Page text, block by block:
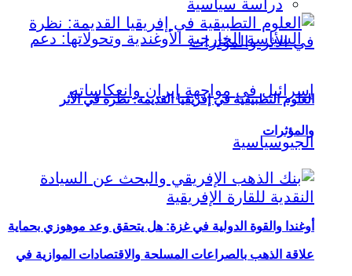
أوغندا والقوة الدولية في غزة: هل يتحقق وعد موهوزي بحماية
دراسة سياسية
العلوم التطبيقية في إفريقيا القديمة: نظرة في الأثر
والمؤثرات
علاقة الذهب بالصراعات المسلحة والاقتصادات الموازية في